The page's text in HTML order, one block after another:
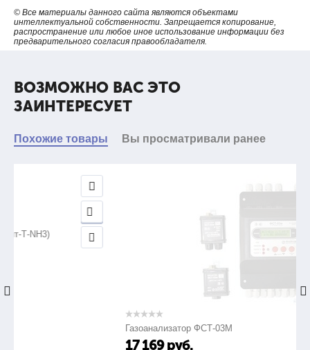
изолированных
наконечников и
© Все материалы данного сайта являются объектами
интеллектуальной собственности. Запрещается копирование,
распространение или любое иное использование информации без
предварительного согласия правообладателя.
ВОЗМОЖНО ВАС ЭТО
ЗАИНТЕРЕСУЕТ
Похожие товары Вы просматривали ранее
Газоанализатор ФСТ-03М